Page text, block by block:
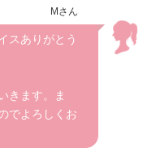
Mさん
スありがとう
きます。ま
でよろしくお